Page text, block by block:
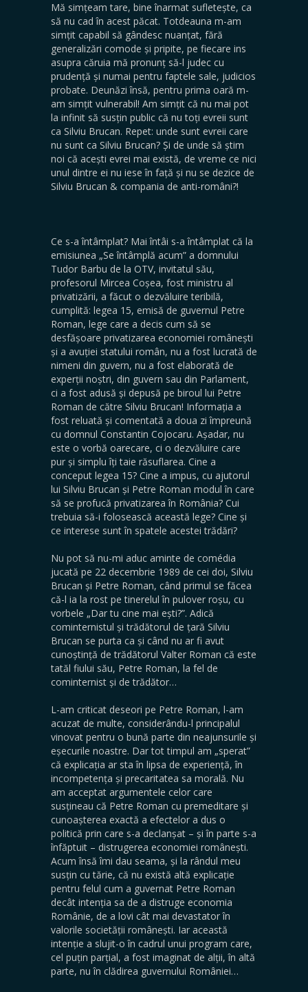
Mă simțeam tare, bine înarmat sufletește, ca
să nu cad în acest păcat. Totdeauna m-am
simțit capabil să gândesc nuanțat, fără
generalizări comode și pripite, pe fiecare ins
asupra căruia mă pronunț să-l judec cu
prudență și numai pentru faptele sale, judicios
probate. Deunăzi însă, pentru prima oară m-
am simțit vulnerabil! Am simțit că nu mai pot
la infinit să susțin public că nu toți evreii sunt
ca Silviu Brucan. Repet: unde sunt evreii care
nu sunt ca Silviu Brucan? Și de unde să știm
noi că acești evrei mai există, de vreme ce nici
unul dintre ei nu iese în față și nu se dezice de
Silviu Brucan & compania de anti-români?!
Ce s-a întâmplat? Mai întâi s-a întâmplat că la
emisiunea „Se întâmplă acum” a domnului
Tudor Barbu de la OTV, invitatul său,
profesorul Mircea Coșea, fost ministru al
privatizării, a făcut o dezvăluire teribilă,
cumplită: legea 15, emisă de guvernul Petre
Roman, lege care a decis cum să se
desfășoare privatizarea economiei românești
și a avuției statului român, nu a fost lucrată de
nimeni din guvern, nu a fost elaborată de
experții noștri, din guvern sau din Parlament,
ci a fost adusă și depusă pe biroul lui Petre
Roman de către Silviu Brucan! Informația a
fost reluată și comentată a doua zi împreună
cu domnul Constantin Cojocaru. Așadar, nu
este o vorbă oarecare, ci o dezvăluire care
pur și simplu îți taie răsuflarea. Cine a
conceput legea 15? Cine a impus, cu ajutorul
lui Silviu Brucan și Petre Roman modul în care
să se profucă privatizarea în România? Cui
trebuia să-i folosească această lege? Cine și
ce interese sunt în spatele acestei trădări?
Nu pot să nu-mi aduc aminte de comédia
jucată pe 22 decembrie 1989 de cei doi, Silviu
Brucan și Petre Roman, când primul se făcea
că-l ia la rost pe tinerelul în pulover roșu, cu
vorbele „Dar tu cine mai ești?”. Adică
cominternistul și trădătorul de țară Silviu
Brucan se purta ca și când nu ar fi avut
cunoștință de trădătorul Valter Roman că este
tatăl fiului său, Petre Roman, la fel de
cominternist și de trădător…
L-am criticat deseori pe Petre Roman, l-am
acuzat de multe, considerându-l principalul
vinovat pentru o bună parte din neajunsurile și
eșecurile noastre. Dar tot timpul am „sperat”
că explicația ar sta în lipsa de experiență, în
incompetența și precaritatea sa morală. Nu
am acceptat argumentele celor care
susțineau că Petre Roman cu premeditare și
cunoașterea exactă a efectelor a dus o
politică prin care s-a declanșat – și în parte s-a
înfăptuit – distrugerea economiei românești.
Acum însă îmi dau seama, și la rândul meu
susțin cu tărie, că nu există altă explicație
pentru felul cum a guvernat Petre Roman
decât intenția sa de a distruge economia
Românie, de a lovi cât mai devastator în
valorile societății românești. Iar această
intenție a slujit-o în cadrul unui program care,
cel puțin parțial, a fost imaginat de alții, în altă
parte, nu în clădirea guvernului României…